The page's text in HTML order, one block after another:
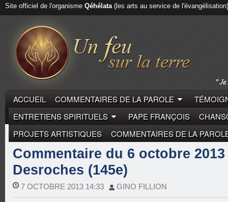
Site officiel de l'organisme Qéhélata(les arts au service de l'évangélisation)
ACCUEIL COMMENTAIRES DE LA PAROLE
ENTRETIENS SPIRITUELS
PAPE FRANÇOIS
PROJETS ARTISTIQUES
COMMENTAIRES DE LA
COMMENTAIRES DE LA PAROLE PIERRE
Commentaire du 6 octobre
Desroches (145e)
7 OCTOBRE 2013 14:33 GINO FILLION